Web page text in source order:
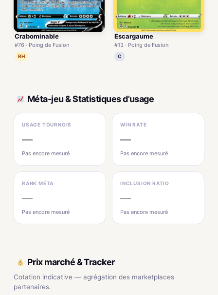
Crabominable
#76 · Poing de Fusion
RH
Escargaume
#13 · Poing de Fusion
C
Méta-jeu & Statistiques d'usage
USAGE TOURNOIS
—
Pas encore mesuré
WIN RATE
—
Pas encore mesuré
RANK MÉTA
—
Pas encore mesuré
INCLUSION RATIO
—
Pas encore mesuré
Prix marché & Tracker
Cotation indicative — agrégation des marketplaces
partenaires.